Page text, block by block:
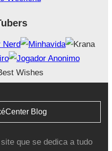
Blog
que se dedica a tudo